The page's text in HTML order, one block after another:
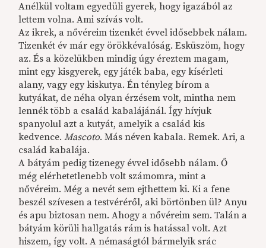
Anélkül voltam egyedüli gyerek, hogy igazából az
lettem volna. Ami szívás volt.
Az ikrek, a nővéreim tizenkét évvel idősebbek nálam.
Tizenkét év már egy örökkévalóság. Esküszöm, hogy
az. És a közelükben mindig úgy éreztem magam,
mint egy kisgyerek, egy játék baba, egy kísérleti
alany, vagy egy kiskutya. Én tényleg bírom a
kutyákat, de néha olyan érzésem volt, mintha nem
lennék több a család kabalájánál. Így hívjuk
spanyolul azt a kutyát, amelyik a család kis
kedvence.Mascoto. Más néven kabala. Remek. Ari, a
család kabalája.
A bátyám pedig tizenegy évvel idősebb nálam. Ő
még elérhetetlenebb volt számomra, mint a
nővéreim. Még a nevét sem ejthettem ki. Ki a fene
beszél szívesen a testvéréről, aki börtönben ül? Anyu
és apu biztosan nem. Ahogy a nővéreim sem. Talán a
bátyám körüli hallgatás rám is hatással volt. Azt
hiszem, így volt. A némaságtól bármelyik srác